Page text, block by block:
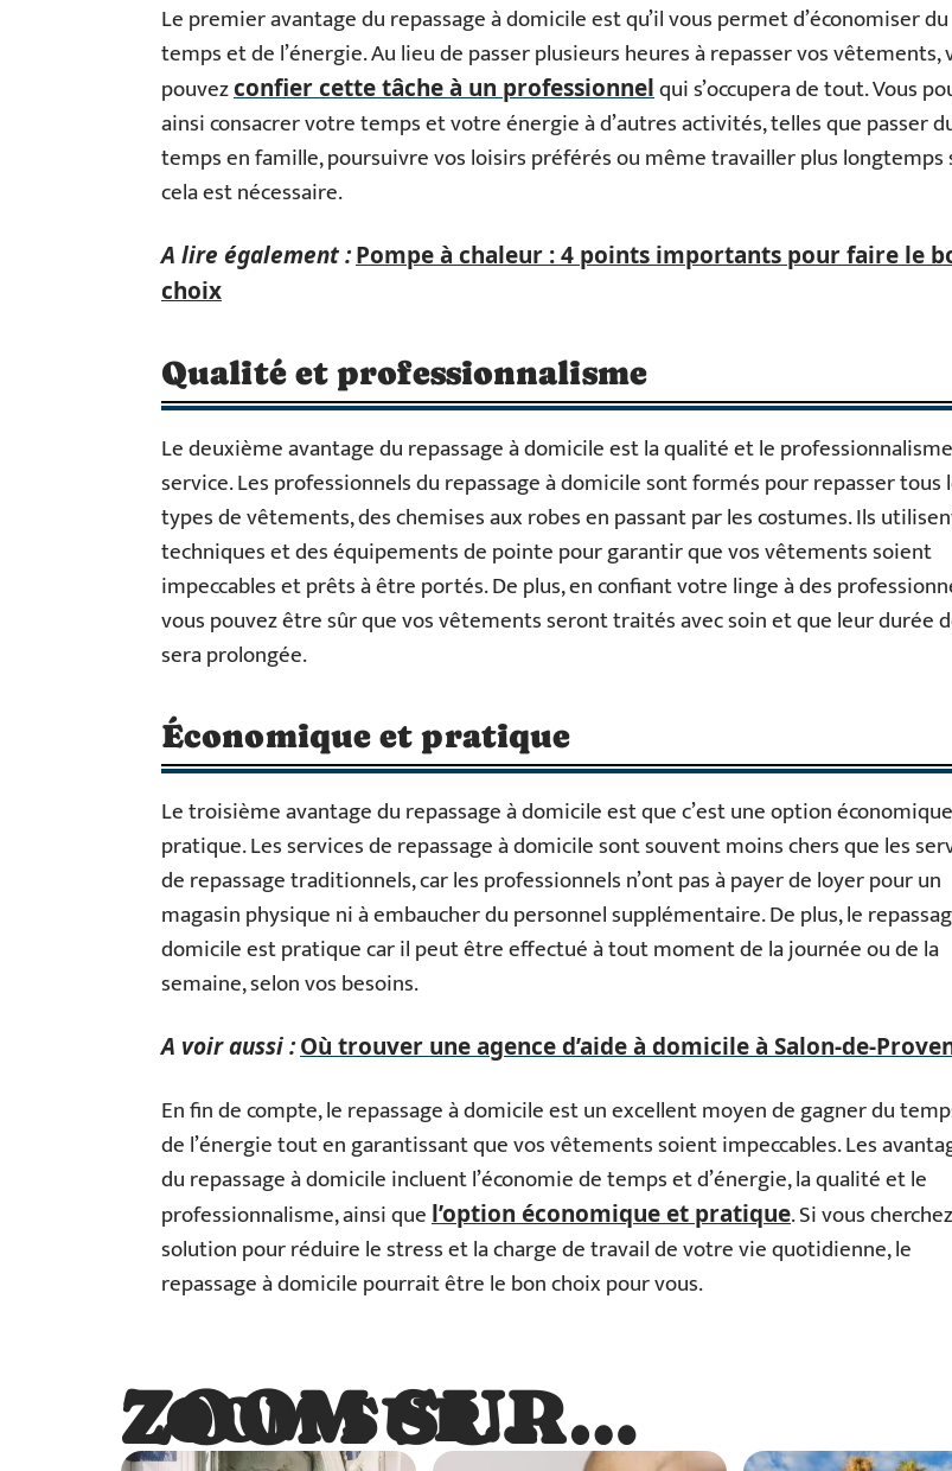
Le premier avantage du repassage à domicile est qu’il vous permet d’économiser du
temps et de l’énergie. Au lieu de passer plusieurs heures à repasser vos vêtements,
pouvezconfier cette tâche à un professionnelqui s’occupera de tout. Vous
ainsi consacrer votre temps et votre énergie à d’autres activités, telles que passer
temps en famille, poursuivre vos loisirs préférés ou même travailler plus longtemps
cela est nécessaire.
A lire également :Pompe à chaleur : 4 points importants pour faire le
choix
Qualité et professionnalisme
Le deuxième avantage du repassage à domicile est la qualité et le
service. Les professionnels du repassage à domicile sont formés pour repasser tous
types de vêtements, des chemises aux robes en passant par les costumes. Ils
techniques et des équipements de pointe pour garantir que vos vêtements soient
impeccables et prêts à être portés. De plus, en confiant votre linge à des
vous pouvez être sûr que vos vêtements seront traités avec soin et que leur durée
sera prolongée.
Économique et pratique
Le troisième avantage du repassage à domicile est que c’est une option
pratique. Les services de repassage à domicile sont souvent moins chers que les
de repassage traditionnels, car les professionnels n’ont pas à payer de loyer pour un
magasin physique ni à embaucher du personnel supplémentaire. De plus, le
domicile est pratique car il peut être effectué à tout moment de la journée ou de la
semaine, selon vos besoins.
A voir aussi :Où trouver une agence d’aide à domicile à Salon-de-
En fin de compte, le repassage à domicile est un excellent moyen de gagner du
de l’énergie tout en garantissant que vos vêtements soient impeccables. Les
du repassage à domicile incluent l’économie de temps et d’énergie, la qualité et le
professionnalisme, ainsi que l’option économique et pratique. Si vous
solution pour réduire le stress et la charge de travail de votre vie quotidienne, le
repassage à domicile pourrait être le bon choix pour vous.
ZOOM SUR…
ZOOM SUR…